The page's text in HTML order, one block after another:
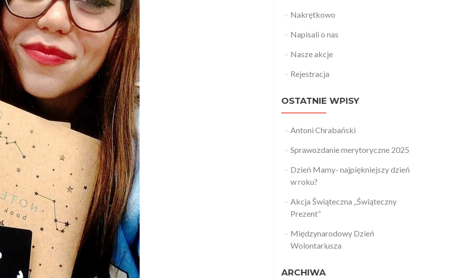
Nakrętkowo
Napisali o nas
Nasze akcje
Rejestracja
OSTATNIE WPISY
Antoni Chrabański
Sprawozdanie merytoryczne 2025
Dzień Mamy- najpiękniejszy dzień
w roku?
Akcja Świąteczna „Świąteczny
Prezent”
Międzynarodowy Dzień
Wolontariusza
ARCHIWA